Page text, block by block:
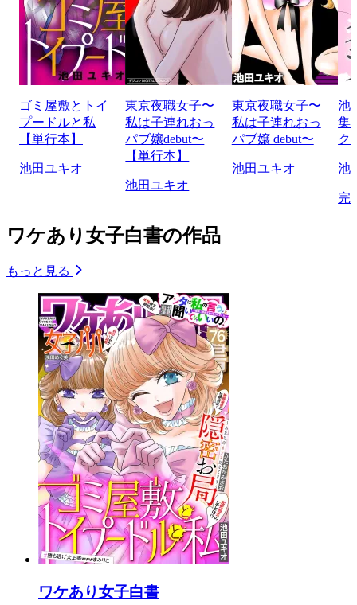
ゴミ屋敷とトイ
プードルと私
【単行本】
池田ユキオ
東京夜職女子〜
私は子連れおっ
パブ嬢debut〜
【単行本】
池田ユキオ
東京夜職女子〜
私は子連れおっ
パブ嬢 debut〜
池田ユキオ
池
集
ク
池
完
ワケあり女子白書の作品
もっと見る
ワケあり女子白書